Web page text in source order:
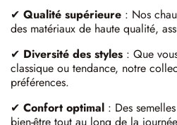
✔ Qualité supérieure : Nos
des matériaux de haute qualité,
✔ Diversité des styles : Que
classique ou tendance, notre
préférences.
✔ Confort optimal : Des
bien-être tout au long de la